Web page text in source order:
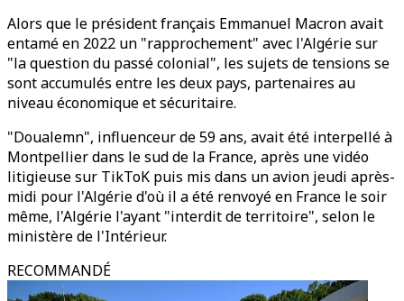
Alors que le président français Emmanuel Macron avait
entamé en 2022 un "rapprochement" avec l'Algérie sur
"la question du passé colonial", les sujets de tensions se
sont accumulés entre les deux pays, partenaires au
niveau économique et sécuritaire.
"Doualemn", influenceur de 59 ans, avait été interpellé à
Montpellier dans le sud de la France, après une vidéo
litigieuse sur TikToK puis mis dans un avion jeudi après-
midi pour l'Algérie d'où il a été renvoyé en France le soir
même, l'Algérie l'ayant "interdit de territoire", selon le
ministère de l'Intérieur.
RECOMMANDÉ